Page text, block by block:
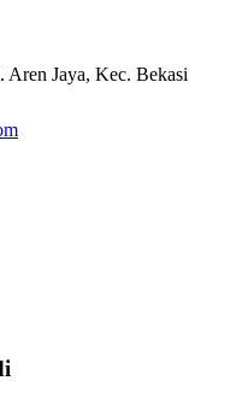
Aren Jaya, Kec. Bekasi